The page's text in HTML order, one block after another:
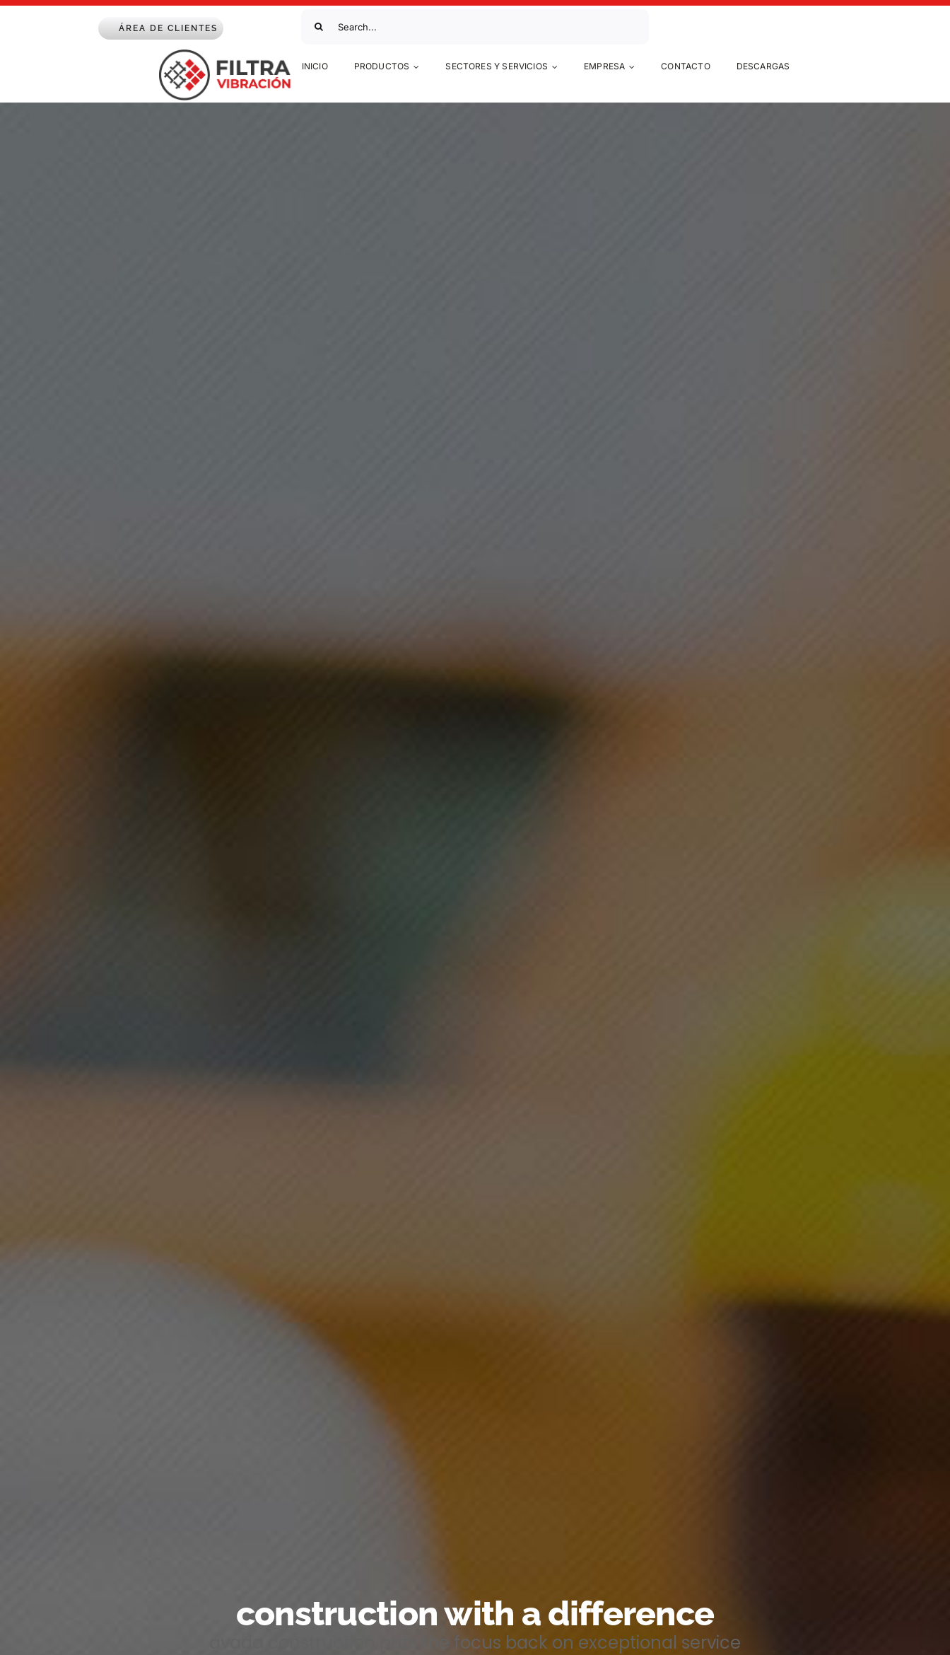
Saltar
ÁREA DE CLIENTES
INICIO PRODUCTOS SECTORES Y SERVICIOS EMPRESA CONTACTO DESCARGAS
construction with a difference
avada construction puts the focus back on exceptional service